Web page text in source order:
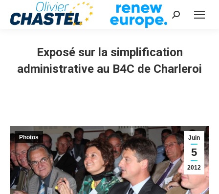
Recherche
Exposé sur la simplification
administrative au B4C de Charleroi
Juin
5
2012
Photos